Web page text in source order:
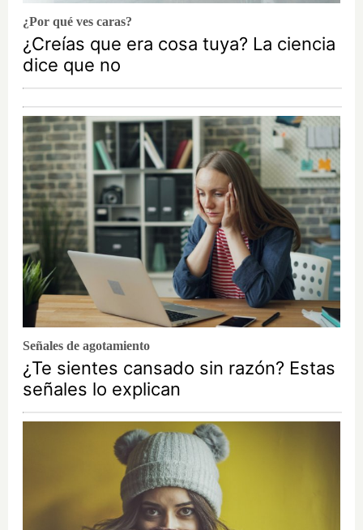
¿Por qué ves caras?
¿Creías que era cosa tuya? La ciencia
dice que no
Señales de agotamiento
¿Te sientes cansado sin razón? Estas
señales lo explican